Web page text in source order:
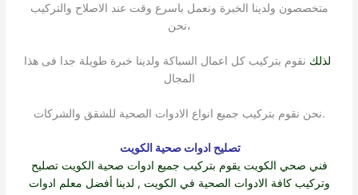
متخصصون ولدينا الخبرة ونعمل باسرع وقت عند الاصلاح والتركيب
،نحن
لذلك نقوم بتركيب كل اعمال السباكة ولدينا خبرة طويلة جدا فى هذا
المجال
.نحن نقوم بتركيب جميع انواع الادوات الصحية للشقق والشركات
تصليح ادوات صحية الكويت
فني صحي الكويت يقوم بتركيب جميع ادوات صحية الكويت تصليح
وتركيب كافة الادوات الصحية في الكويت , لدينا أفضل معلم ادوات